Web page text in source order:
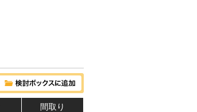
間取り